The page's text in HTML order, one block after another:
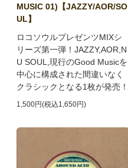
MUSIC 01)【JAZZY/AOR/SO
UL】
ロコソウルプレゼンツMIXシ
リーズ第一弾！JAZZY,AOR,N
U SOUL,現行のGood Musicを
中心に構成された間違いなく
クラシックとなる1枚が発売！
1,500円(税込1,650円)